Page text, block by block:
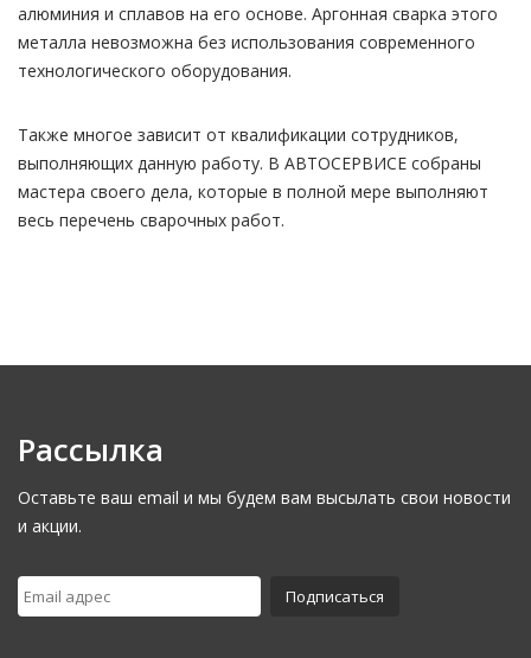
алюминия и сплавов на его основе. Аргонная сварка этого
металла невозможна без использования современного
технологического оборудования.
Также многое зависит от квалификации сотрудников,
выполняющих данную работу. В АВТОСЕРВИСЕ собраны
мастера своего дела, которые в полной мере выполняют
весь перечень сварочных работ.
Рассылка
Оставьте ваш email и мы будем вам высылать свои новости
и акции.